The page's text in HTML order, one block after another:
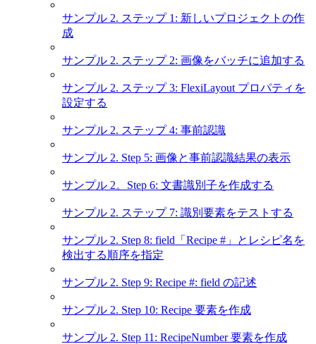
サンプル 2. ステップ 1: 新しいプロジェクトの作
成
サンプル 2. ステップ 2: 画像をバッチに追加する
サンプル 2. ステップ 3: FlexiLayout プロパティを
設定する
サンプル 2. ステップ 4: 事前認識
サンプル 2. Step 5: 画像と事前認識結果の表示
サンプル 2。Step 6: 文書識別子を作成する
サンプル 2. ステップ 7: 識別要素をテストする
サンプル 2. Step 8: field「Recipe #」とレシピ名を
検出する順序を指定
サンプル 2. Step 9: Recipe #: field の記述
サンプル 2. Step 10: Recipe 要素を作成
サンプル 2. Step 11: RecipeNumber 要素を作成